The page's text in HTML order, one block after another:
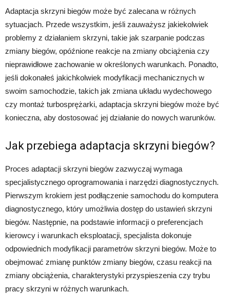
Adaptacja skrzyni biegów może być zalecana w różnych
sytuacjach. Przede wszystkim, jeśli zauważysz jakiekolwiek
problemy z działaniem skrzyni, takie jak szarpanie podczas
zmiany biegów, opóźnione reakcje na zmiany obciążenia czy
nieprawidłowe zachowanie w określonych warunkach. Ponadto,
jeśli dokonałeś jakichkolwiek modyfikacji mechanicznych w
swoim samochodzie, takich jak zmiana układu wydechowego
czy montaż turbosprężarki, adaptacja skrzyni biegów może być
konieczna, aby dostosować jej działanie do nowych warunków.
Jak przebiega adaptacja skrzyni biegów?
Proces adaptacji skrzyni biegów zazwyczaj wymaga
specjalistycznego oprogramowania i narzędzi diagnostycznych.
Pierwszym krokiem jest podłączenie samochodu do komputera
diagnostycznego, który umożliwia dostęp do ustawień skrzyni
biegów. Następnie, na podstawie informacji o preferencjach
kierowcy i warunkach eksploatacji, specjalista dokonuje
odpowiednich modyfikacji parametrów skrzyni biegów. Może to
obejmować zmianę punktów zmiany biegów, czasu reakcji na
zmiany obciążenia, charakterystyki przyspieszenia czy trybu
pracy skrzyni w różnych warunkach.